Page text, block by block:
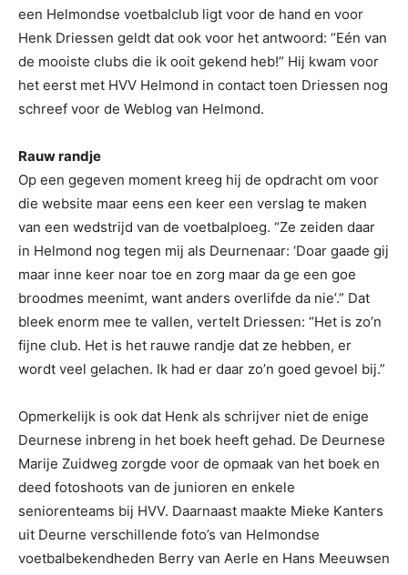
een Helmondse voetbalclub ligt voor de hand en voor
Henk Driessen geldt dat ook voor het antwoord: “Eén van
de mooiste clubs die ik ooit gekend heb!” Hij kwam voor
het eerst met HVV Helmond in contact toen Driessen nog
schreef voor de Weblog van Helmond.
Rauw randje
Op een gegeven moment kreeg hij de opdracht om voor
die website maar eens een keer een verslag te maken
van een wedstrijd van de voetbalploeg. “Ze zeiden daar
in Helmond nog tegen mij als Deurnenaar: ‘Doar gaade gij
maar inne keer noar toe en zorg maar da ge een goe
broodmes meenimt, want anders overlifde da nie’.” Dat
bleek enorm mee te vallen, vertelt Driessen: “Het is zo’n
fijne club. Het is het rauwe randje dat ze hebben, er
wordt veel gelachen. Ik had er daar zo’n goed gevoel bij.”
Opmerkelijk is ook dat Henk als schrijver niet de enige
Deurnese inbreng in het boek heeft gehad. De Deurnese
Marije Zuidweg zorgde voor de opmaak van het boek en
deed fotoshoots van de junioren en enkele
seniorenteams bij HVV. Daarnaast maakte Mieke Kanters
uit Deurne verschillende foto’s van Helmondse
voetbalbekendheden Berry van Aerle en Hans Meeuwsen